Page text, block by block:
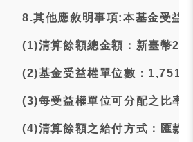
8.其他應敘明事項:本基金受益
(1)清算餘額總金額：新臺幣
(2)基金受益權單位數：
(3)每受益權單位可分配之比率
(4)清算餘額之給付方式：匯款